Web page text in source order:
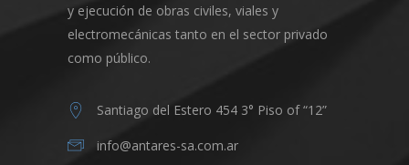
y ejecución de obras civiles, viales y
electromecánicas tanto en el sector privado
como público.
Santiago del Estero 454 3° Piso of “12”
info@antares-sa.com.ar